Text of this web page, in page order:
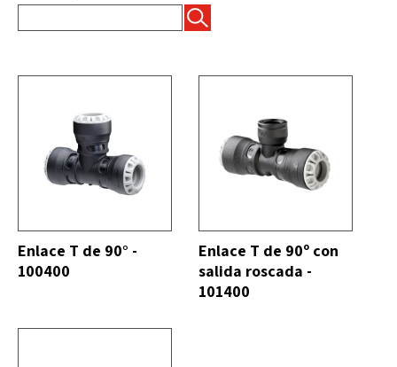
Enlace T de 90° -
100400
Enlace T de 90º con
salida roscada -
101400